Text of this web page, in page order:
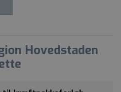
Hovedstaden